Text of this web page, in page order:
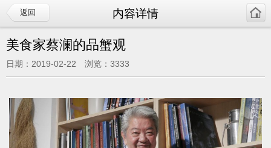
内容详情
返回
美食家蔡澜的品蟹观
日期：2019-02-22 浏览：3333